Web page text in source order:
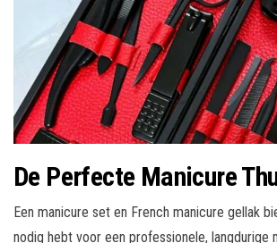
De Perfecte Manicure
Een manicure set en French manicure gellak
nodig hebt voor een professionele, langdurige